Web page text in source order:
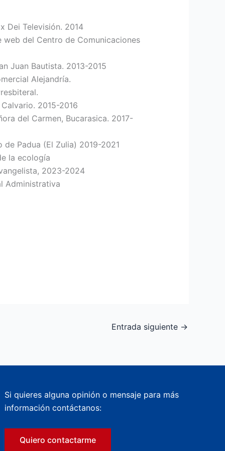
Dei Televisión. 2014
del Centro de Comunicaciones
Juan Bautista. 2013-2015
Alejandría.
2015-2016
del Carmen, Bucarasica. 2017-
Padua (El Zulia) 2019-2021
la ecología
2023-2024
Administrativa
Entrada siguiente →
Si quieres alguna opinión o mensaje para más
información contáctanos:
Quiero contactarme